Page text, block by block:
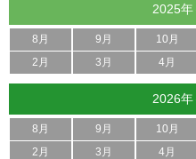
2025
8月 9月 10月
2月
3月 4月
2026
8月 9月 10月
2月
3月 4月